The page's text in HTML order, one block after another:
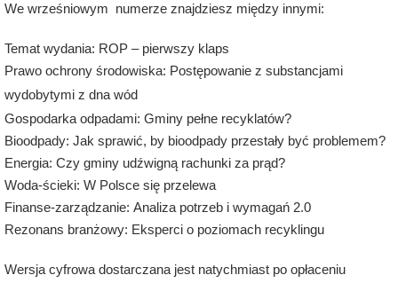
We wrześniowym numerze znajdziesz między innymi:
Temat wydania: ROP – pierwszy klaps
Prawo ochrony środowiska: Postępowanie z substancjami
wydobytymi z dna wód
Gospodarka odpadami: Gminy pełne recyklatów?
Bioodpady: Jak sprawić, by bioodpady przestały być problemem?
Energia: Czy gminy udźwigną rachunki za prąd?
Woda-ścieki: W Polsce się przelewa
Finanse-zarządzanie: Analiza potrzeb i wymagań 2.0
Rezonans branżowy: Eksperci o poziomach recyklingu
Wersja cyfrowa dostarczana jest natychmiast po opłaceniu